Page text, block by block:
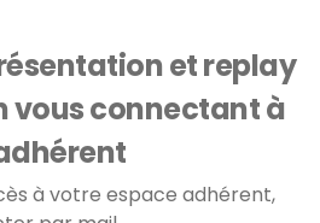
et replay
vous connectant à
à votre espace adhérent,